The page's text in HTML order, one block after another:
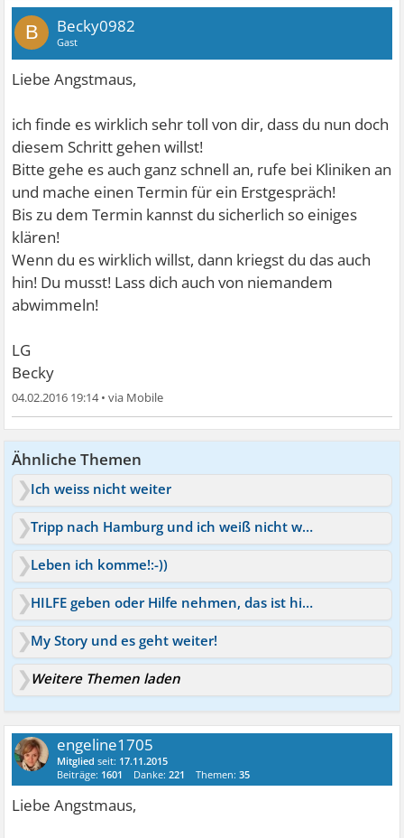
B Becky0982
Gast
Liebe Angstmaus,
ich finde es wirklich sehr toll von dir, dass du nun doch
diesem Schritt gehen willst!
Bitte gehe es auch ganz schnell an, rufe bei Kliniken an
und mache einen Termin für ein Erstgespräch!
Bis zu dem Termin kannst du sicherlich so einiges
klären!
Wenn du es wirklich willst, dann kriegst du das auch
hin! Du musst! Lass dich auch von niemandem
abwimmeln!
LG
Becky
04.02.2016 19:14•
Ähnliche Themen
Ich weiss nicht weiter
Tripp nach Hamburg und ich weiß nicht weiter
Leben ich komme!:-))
HILFE geben oder Hilfe nehmen, das ist hier im Forum die Fra
My Story und es geht weiter!
Weitere Themen laden
engeline1705
Mitglied seit: 17.11.2015
Beiträge: 1601 Danke:221 Themen:35
Liebe Angstmaus,